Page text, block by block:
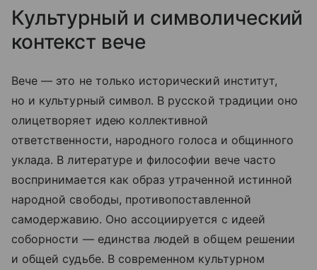
Культурный и символический
контекст вече
Вече — это не только исторический институт,
но и культурный символ. В русской традиции оно
олицетворяет идею коллективной
ответственности, народного голоса и общинного
уклада. В литературе и философии вече часто
воспринимается как образ утраченной истинной
народной свободы, противопоставленной
самодержавию. Оно ассоциируется с идеей
соборности — единства людей в общем решении
и общей судьбе. В современном культурном